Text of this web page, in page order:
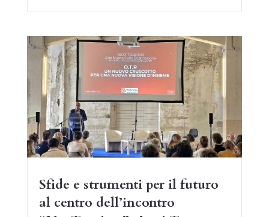
Sfide e strumenti per il futuro
al centro dell’incontro